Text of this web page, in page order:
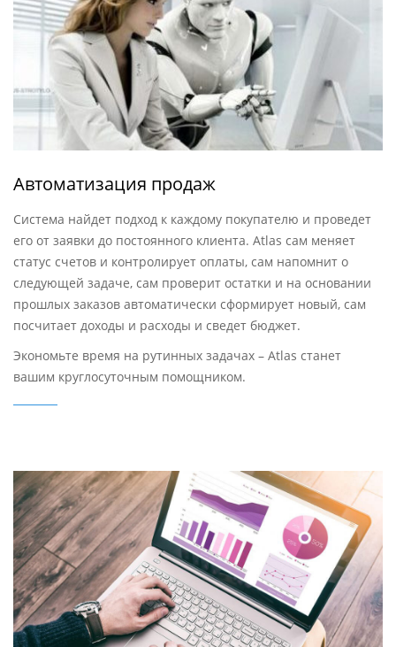
Автоматизация продаж
Система найдет подход к каждому покупателю и проведет
его от заявки до постоянного клиента. Atlas сам меняет
статус счетов и контролирует оплаты, сам напомнит о
следующей задаче, сам проверит остатки и на основании
прошлых заказов автоматически сформирует новый, сам
посчитает доходы и расходы и сведет бюджет.
Экономьте время на рутинных задачах – Atlas станет
вашим круглосуточным помощником.